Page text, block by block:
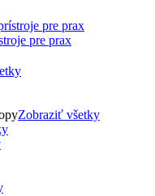
pre prax
Zobraziť všetky